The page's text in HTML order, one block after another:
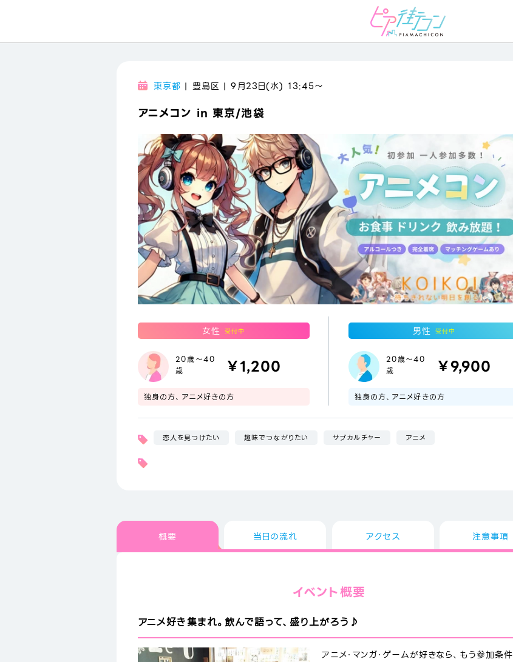
東京都 | 豊島区 | 9月23日(水) 13:45〜
アニメコン in 東京/池袋
女性 受付中
20歳～40
歳
￥1,200
独身の方、アニメ好きの方
男性 受付中
20歳～40
歳
￥9,900
独身の方、アニメ好きの方
恋人を見つけたい 趣味でつながりたい サブカルチャー アニメ
概要 当日の流れ アクセス 注意事項
イベント概要
アニメ好き集まれ。飲んで語って、盛り上がろう♪
アニメ・マンガ・ゲームが好きなら、もう参加条件